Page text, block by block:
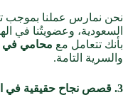
نحن نمارس عملنا
السعودية، وعضويتُنا في
بأنك تتعامل مع محامي في
والسرية التامة.
3. قصص نجاح حقيقية في الدمام (دراسات حالة)